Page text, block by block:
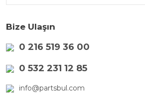
Bize Ulaşın
0 216 519 36 00
0 532 231 12 85
info@partsbul.com